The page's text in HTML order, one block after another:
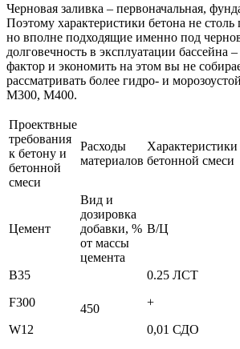
Черновая заливка – первоначальная,
Поэтому характеристики бетона не столь
но вполне подходящие именно под
долговечность в эксплуатации бассейна
фактор и экономить на этом вы не
рассматривать более гидро- и
М300, М400.
Проектвные
требования
к бетону и
бетонной
смеси
Расходы
материалов
Характеристики
бетонной смеси
Цемент
Вид и
дозировка
добавки, %
от массы
цемента
В/Ц
B35
F300
W12
450
0.25 ЛСТ
+
0,01 СДО